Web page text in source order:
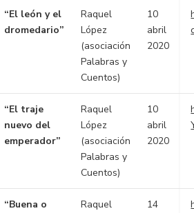
“El león y el
dromedario”
Raquel
López
(asociación
Palabras y
Cuentos)
10
abril
2020
“El traje
nuevo del
emperador”
Raquel
López
(asociación
Palabras y
Cuentos)
10
abril
2020
“Buena o
Raquel
14